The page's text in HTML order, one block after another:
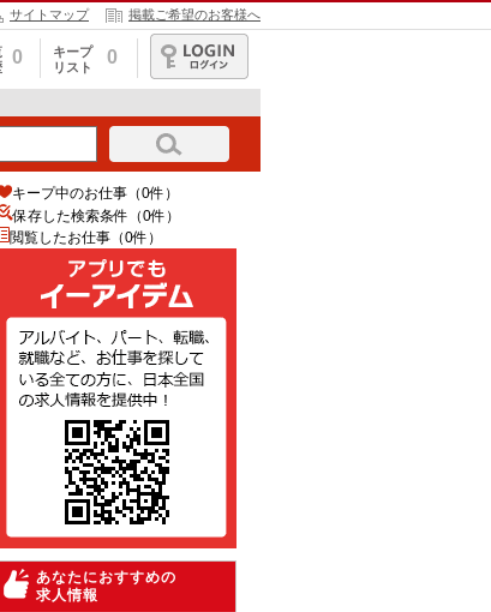
サイトマップ 掲載ご希望のお客様へ
0
キープ
リスト
0
ログイン
キープ中のお仕事（0件）
保存した検索条件（0件）
閲覧したお仕事（0件）
あなたにおすすめの
求人情報